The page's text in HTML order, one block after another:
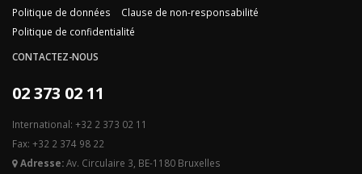
Politique de données
Clause de non-responsabilité
Politique de confidentialité
CONTACTEZ-NOUS
02 373 02 11
International: +32 2 373 02 11
Fax: +32 2 374 98 22
Adresse:Av. Circulaire 3, BE-1180 Bruxelles